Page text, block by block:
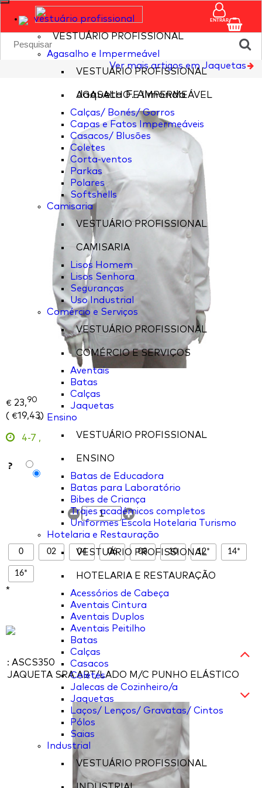
vestuário profissional
VESTUÁRIO PROFISSIONAL
Agasalho e Impermeável
VESTUÁRIO PROFISSIONAL
AGASALHO E IMPERMEÁVEL
Calças/ Bonés/ Gorros
Capas e Fatos Impermeáveis
Casacos/ Blusões
Coletes
Corta-ventos
Parkas
Polares
Softshells
Camisaria
VESTUÁRIO PROFISSIONAL
CAMISARIA
Lisos Homem
Lisos Senhora
Seguranças
Uso Industrial
Comércio e Serviços
VESTUÁRIO PROFISSIONAL
COMÉRCIO E SERVIÇOS
Aventais
Batas
Calças
Jaquetas
Ensino
VESTUÁRIO PROFISSIONAL
ENSINO
Batas de Educadora
Batas para Laboratório
Bibes de Criança
Trajes académicos completos
Uniformes Escola Hotelaria Turismo
Hotelaria e Restauração
VESTUÁRIO PROFISSIONAL
HOTELARIA E RESTAURAÇÃO
Acessórios de Cabeça
Aventais Cintura
Aventais Duplos
Aventais Peitilho
Batas
Calças
Casacos
Coletes
Jalecas de Cozinheiro/a
Jaquetas
Laços/ Lenços/ Gravatas/ Cintos
Pólos
Saias
Industrial
VESTUÁRIO PROFISSIONAL
ENTRAR
Ver mais artigos em Jaquetas
Jaqueta F. Almonda
€ 23,90
( €19,43)
4-7 ,
?
0 02 04 06 08 10 12* 14*
16*
*
: ASCS350
JAQUETA SRA ABT/LADO M/C PUNHO ELÁSTICO